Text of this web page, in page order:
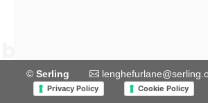
© Serling
Privacy Policy Cookie Policy